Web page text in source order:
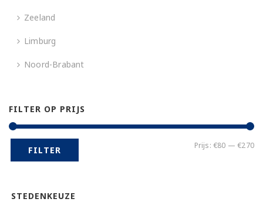
Zeeland
Limburg
Noord-Brabant
FILTER OP PRIJS
FILTER Prijs: €80 —€270
STEDENKEUZE